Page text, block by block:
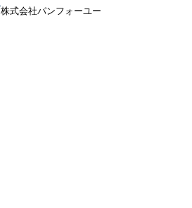
株式会社パンフォーユー